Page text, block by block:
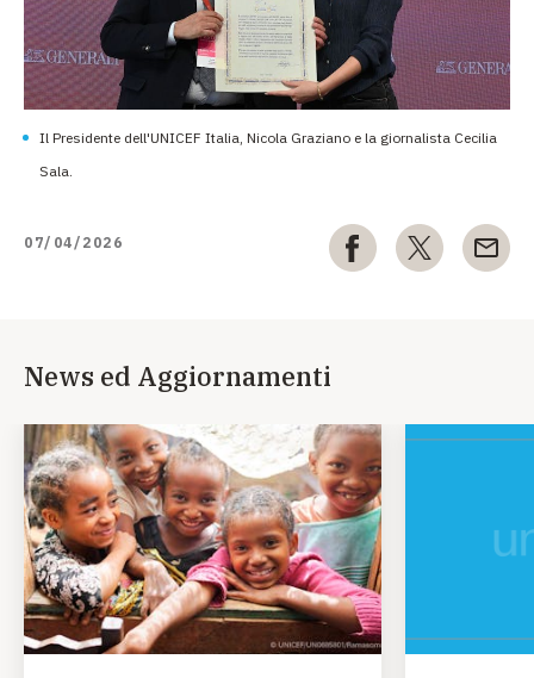
Il Presidente dell'UNICEF Italia, Nicola Graziano e la giornalista Cecilia
Sala.
07/04/2026
News ed Aggiornamenti